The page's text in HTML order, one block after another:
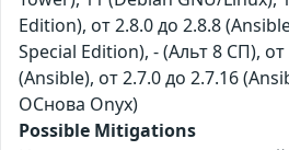
Edition), от 2.8.0 до 2.8.8
Special Edition), - (Альт 8 СП), от
(Ansible), от 2.7.0 до 2.7.16
ОСнова Оnyx)
Possible Mitigations